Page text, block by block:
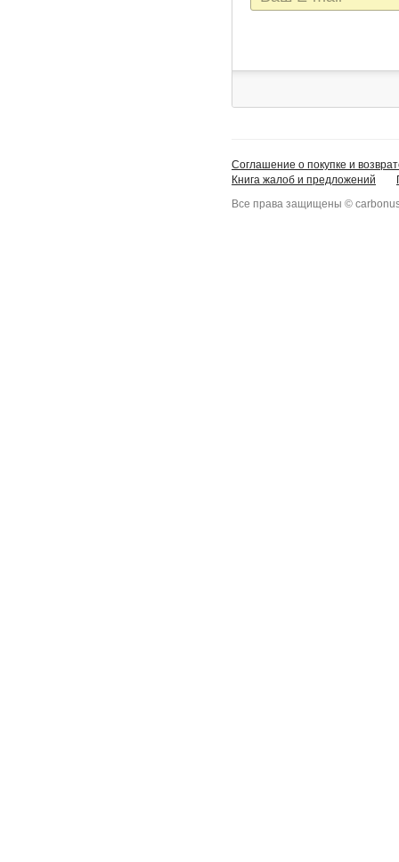
mail
Соглашение о покупке и
Книга жалоб и предложений
Все права защищены ©